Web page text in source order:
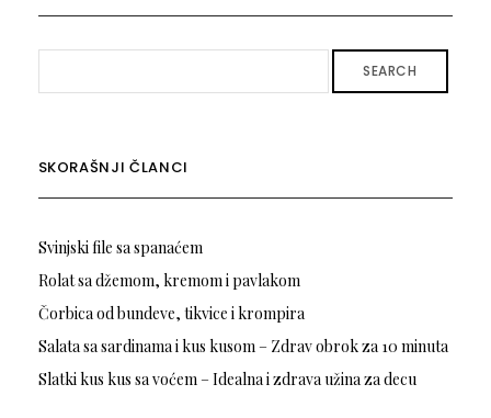
SEARCH
SKORAŠNJI ČLANCI
Svinjski file sa spanaćem
Rolat sa džemom, kremom i pavlakom
Čorbica od bundeve, tikvice i krompira
Salata sa sardinama i kus kusom – Zdrav obrok za 10 minuta
Slatki kus kus sa voćem – Idealna i zdrava užina za decu